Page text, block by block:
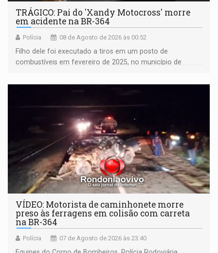
TRÁGICO: Pai do 'Xandy Motocross' morre
em acidente na BR-364
Polícia 08 de Agosto de 2026 às 00:52
Filho dele foi executado a tiros em um posto de
combustíveis em fevereiro de 2025, no município de
VÍDEO: Motorista de caminhonete morre
preso às ferragens em colisão com carreta
na BR-364
Polícia 07 de Agosto de 2026 às 23:40